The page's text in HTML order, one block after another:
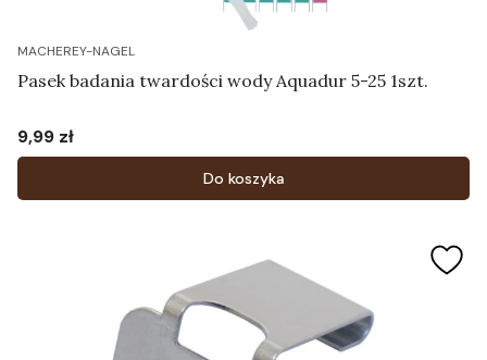
MACHEREY-NAGEL
Pasek badania twardości wody Aquadur 5-25 1szt.
Cena
9,99 zł
Do koszyka